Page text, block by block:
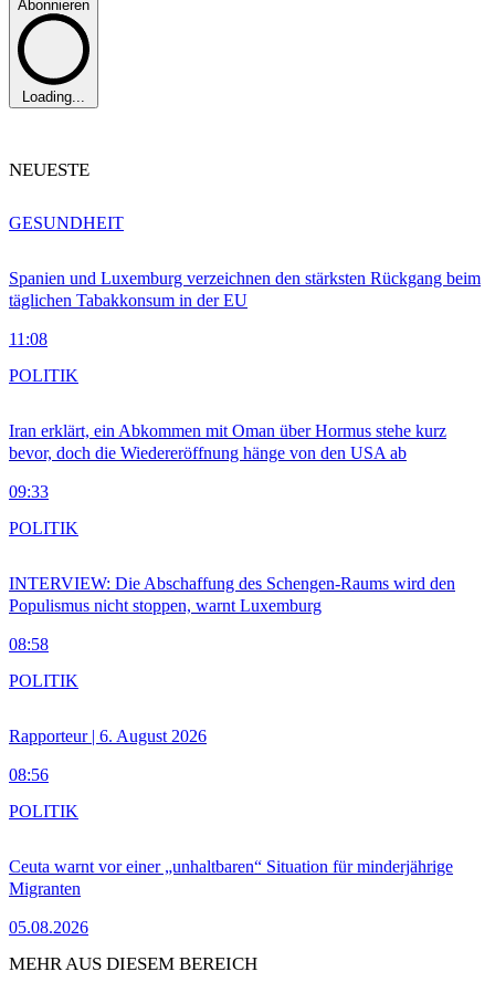
Abonnieren
Loading...
NEUESTE
Spanien und Luxemburg verzeichnen den stärksten Rückgang beim
täglichen Tabakkonsum in der EU
11:08
GESUNDHEIT
Iran erklärt, ein Abkommen mit Oman über Hormus stehe kurz
bevor, doch die Wiedereröffnung hänge von den USA ab
09:33
POLITIK
INTERVIEW: Die Abschaffung des Schengen-Raums wird den
Populismus nicht stoppen, warnt Luxemburg
08:58
POLITIK
Rapporteur | 6. August 2026
08:56
POLITIK
Ceuta warnt vor einer „unhaltbaren“ Situation für minderjährige
Migranten
05.08.2026
POLITIK
MEHR AUS DIESEM BEREICH